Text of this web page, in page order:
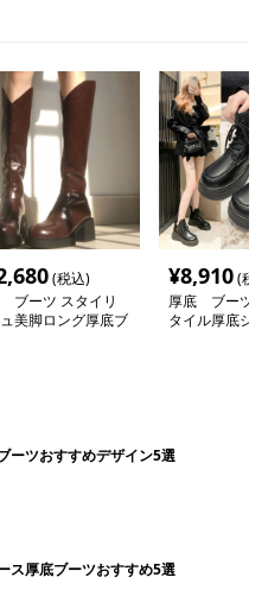
(税込)
ブーツ スタイリ
美脚ロング厚底ブ
¥8,910(税
厚底 ブーツ
タイル厚底シ
ーツおすすめデザイン5選
ス厚底ブーツおすすめ5選